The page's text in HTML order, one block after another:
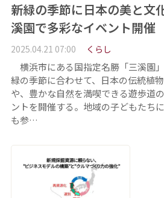
新緑の季節に日本の美と
溪園で多彩なイベント開催
2025.04.21 07:00 くらし
横浜市にある国指定名勝「三溪園
緑の季節に合わせて、日本の伝統植
や、豊かな自然を満喫できる遊歩道
ントを開催する。地域の子どもたち
も参…